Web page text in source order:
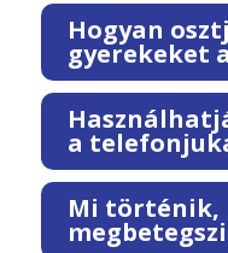
Hogyan
gyerekeket
a
Mi történik,